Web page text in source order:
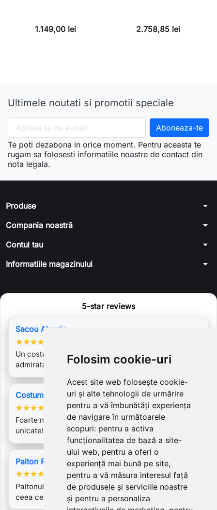
Folosim cookie-uri
Acest site web folosește cookie-
uri și alte tehnologii de urmărire
pentru a vă îmbunătăți experiența
de navigare în următoarele
scopuri: pentru a activa
funcționalitatea de bază a site-
ului web, pentru a oferi o
experiență mai bună pe site,
pentru a vă măsura interesul față
de produsele și serviciile noastre
și pentru a personaliza
1.149,00 lei 2.758,85 lei
Ultimele noutati si promotii speciale
Te poti dezabona in orice moment. Pentru aceasta te
rugam sa folosesti informatiile noastre de contact din
nota legala.
Produse arrow_drop_down
Compania noastră arrow_drop_down
Contul tau arrow_drop_down
Informatiile magazinului arrow_drop_down
5-star reviews
Sacou Alegria
★★★★
Un costum deosebit de frumos, cu care am fost
admirata la un vernisaj atat de tanara…
Costum Sabrine 2
★★★★
Foarte mulțumită de costum! Ador sa am lucruri
unicate! Sunt pe gustul meu multe costume…
Palton Romanita 3
★★★★
Paltonul este de o calitate superioara, mult peste
ceea ce gasesti in comerț. Mega…